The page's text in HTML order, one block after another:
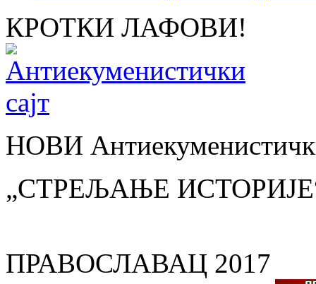
КРОТКИ ЛАФОВИ!
НОВИ
„СТРЕЉАЊЕ
ПРАВОСЛАВАЦ 2017